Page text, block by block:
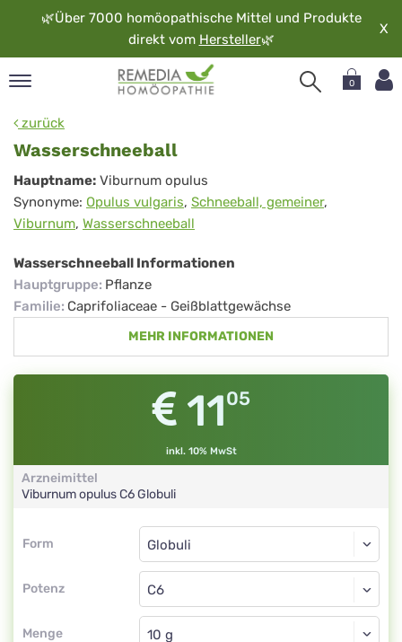
🌿Über 7000 homöopathische Mittel und Produkte
direkt vom Hersteller🌿
X
0
zurück
Wasserschneeball
Wasserschneeball
Hauptname: Viburnum opulus
Synonyme: Opulus vulgaris, Schneeball, gemeiner,
Viburnum, Wasserschneeball
Wasserschneeball Informationen
Hauptgruppe: Pflanze
Familie: Caprifoliaceae - Geißblattgewächse
MEHR INFORMATIONEN
1105
inkl. 10% MwSt
Arzneimittel
Viburnum opulusC6Globuli
Form
Form
Potenz
Globuli
C6
Menge
Globuli